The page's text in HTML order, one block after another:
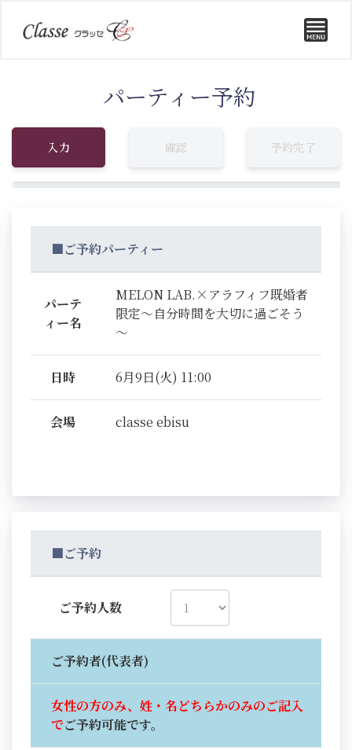
パーティー予約
入力 確認 予約完了
■ご予約パーティー
パーテ
ィー名
MELON LAB.×アラフィフ既婚者
限定～自分時間を大切に過ごそう
～
日時 6月9日(火) 11:00
会場 classe ebisu
■ご予約
ご予約人数
ご予約者(代表者)
女性の方のみ、姓・名どちらかのみのご記入
でご予約可能です。